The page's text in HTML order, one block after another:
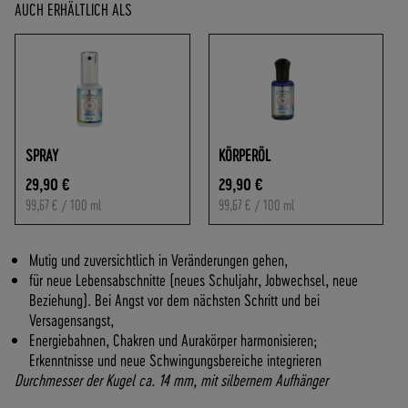
O
€
A
R
W
R
AUCH ERHÄLTLICH ALS
SPRAY
29,90 €
99,67 € / 100 ml
KÖRPERÖL
29,90 €
99,67 € / 100 ml
Mutig und zuversichtlich in Veränderungen gehen,
für neue Lebensabschnitte (neues Schuljahr, Jobwechsel, neue
Beziehung). Bei Angst vor dem nächsten Schritt und bei
Versagensangst,
Energiebahnen, Chakren und Aurakörper harmonisieren;
Erkenntnisse und neue Schwingungsbereiche integrieren
Durchmesser der Kugel ca. 14 mm, mit silbernem Aufhänger